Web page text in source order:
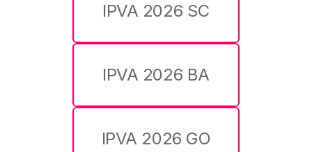
IPVA 2026 SC
IPVA 2026 BA
IPVA 2026 GO